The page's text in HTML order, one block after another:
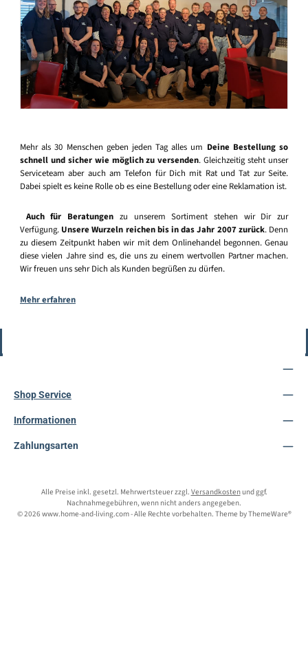
Mehr als 30 Menschen geben jeden Tag alles um Deine Bestellung so
schnell und sicher wie möglich zu versenden. Gleichzeitig steht unser
Serviceteam aber auch am Telefon für Dich mit Rat und Tat zur Seite.
Dabei spielt es keine Rolle ob es eine Bestellung oder eine Reklamation ist.
Auch für Beratungen zu unserem Sortiment stehen wir Dir zur
Verfügung. Unsere Wurzeln reichen bis in das Jahr 2007 zurück. Denn
zu diesem Zeitpunkt haben wir mit dem Onlinehandel begonnen. Genau
diese vielen Jahre sind es, die uns zu einem wertvollen Partner machen.
Wir freuen uns sehr Dich als Kunden begrüßen zu dürfen.
Mehr erfahren
Shop Service
Informationen
Zahlungsarten
Alle Preise inkl. gesetzl. Mehrwertsteuer zzgl. Versandkostenund ggf.
Nachnahmegebühren, wenn nicht anders angegeben.
© 2026 www.home-and-living.com - Alle Rechte vorbehalten. Theme byThemeWare®